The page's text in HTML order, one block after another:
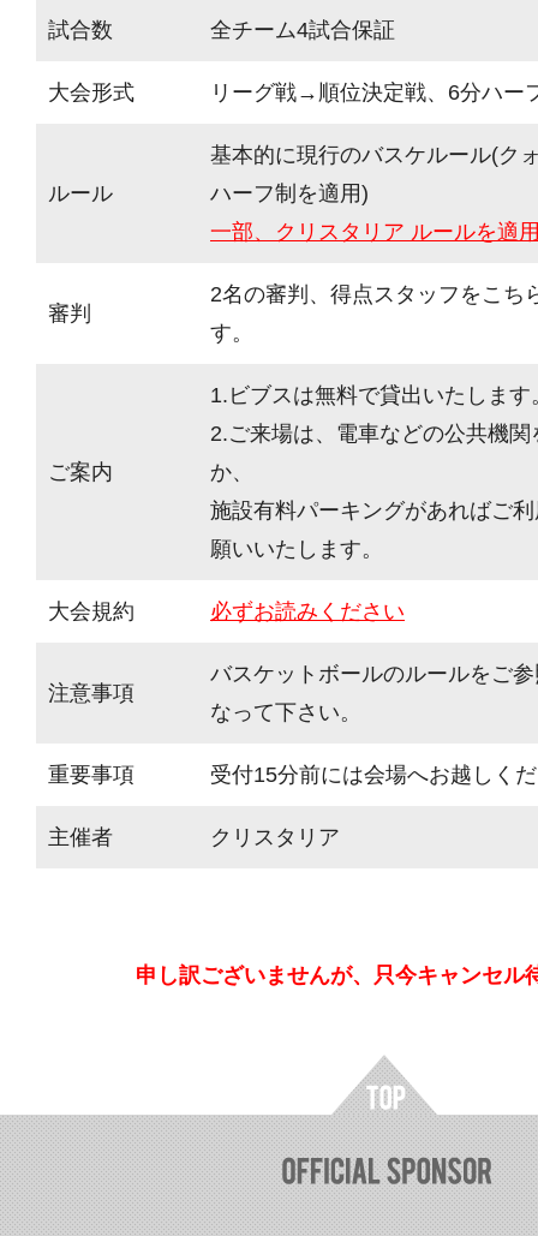
試合数 全チーム4試合保証
大会形式 リーグ戦→順位決定戦、6分ハー
ルール
基本的に現行のバスケルール(ク
ハーフ制を適用)
一部、クリスタリア ルールを適
審判
2名の審判、得点スタッフをこち
す。
ご案内
1.ビブスは無料で貸出いたします
2.ご来場は、電車などの公共機
か、
施設有料パーキングがあればご
願いいたします。
大会規約 必ずお読みください
注意事項
バスケットボールのルールをご
なって下さい。
重要事項 受付15分前には会場へお越しく
主催者 クリスタリア
申し訳ございませんが、只今キャンセル